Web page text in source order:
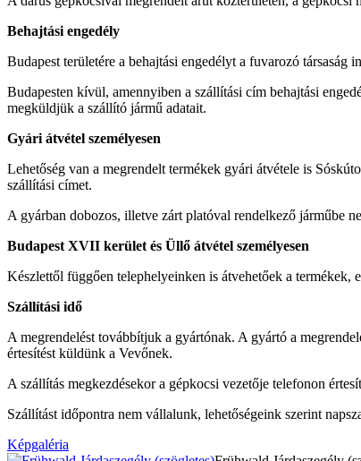
Behajtási engedély
Budapest területére a behajtási engedélyt a fuvarozó társaság
Budapesten kívül, amennyiben a szállítási cím behajtási
megküldjük a szállító jármű adatait.
Gyári átvétel személyesen
Lehetőség van a megrendelt termékek gyári átvétele is
szállítási címet.
A gyárban dobozos, illetve zárt platóval rendelkező járműbe
Budapest XVII kerület és Üllő átvétel személyesen
Készlettől függően telephelyeinken is átvehetőek a termékek,
Szállítási idő
A megrendelést továbbítjuk a gyártónak. A gyártó a
értesítést küldünk a Vevőnek.
A szállítás megkezdésekor a gépkocsi vezetője telefonon
Szállítást időpontra nem vállalunk, lehetőségeink szerint
Képgaléria